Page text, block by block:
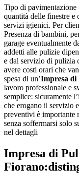
Tipo di
quantità delle finestre e
servizi igienici. Per
Presenza di bambini,
garage eventualmente
addetti alle pulizie
e dal servizio di pulizia
avere costi orari che
spesa di un’Impresa di
lavoro professionale e
semplice: sicuramente
che erogano il servizio
preventivi è importante
senza soffermarsi solo
nel dettagli
Impresa di
Fiorano